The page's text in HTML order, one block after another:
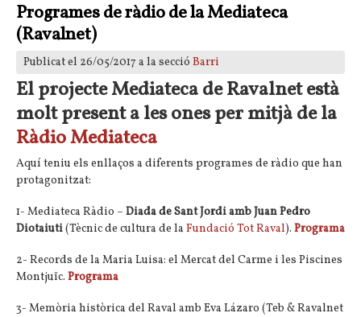
Programes de ràdio de la Mediateca
(Ravalnet)
Publicat el 26/05/2017 a la secció Barri
El projecteMediatecade Ravalnet està
molt present a les ones per mitjà de la
Ràdio Mediateca
Aquí teniu els enllaços a diferents programes de ràdio que han
protagonitzat:
1- Mediateca Ràdio – Diada de Sant Jordi amb Juan Pedro
Diotaiuti(Tècnic de cultura de la Fundació Tot Raval). Programa
2- Records de la Maria Luisa: el Mercat del Carme i les Piscines
Montjuïc. Programa
3- Memòria històrica del Raval amb Eva Lázaro (Teb & Ravalnet